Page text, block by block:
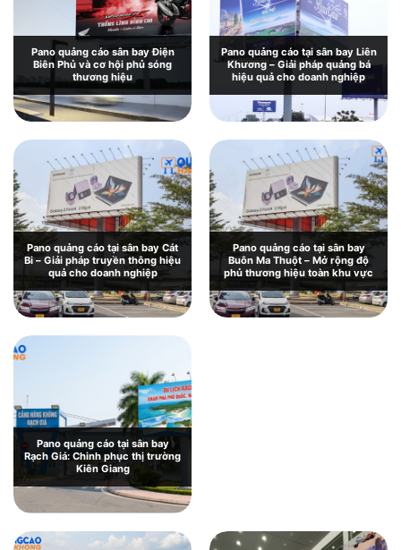
Pano quảng cáo sân bay Điện
Biên Phủ và cơ hội phủ sóng
thương hiệu
Pano quảng cáo tại sân bay Liên
Khương – Giải pháp quảng bá
hiệu quả cho doanh nghiệp
Pano quảng cáo tại sân bay Cát
Bi – Giải pháp truyền thông hiệu
quả cho doanh nghiệp
Pano quảng cáo tại sân bay
Buôn Ma Thuột – Mở rộng độ
phủ thương hiệu toàn khu vực
Pano quảng cáo tại sân bay
Rạch Giá: Chinh phục thị trường
Kiên Giang
Pano quảng cáo tại sân bay Chu
Lai: Giới thiệu và báo giá chi tiết